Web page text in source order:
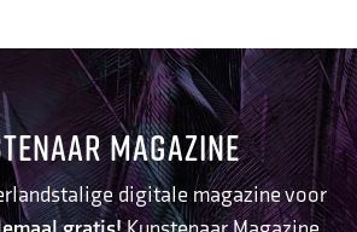
MAGAZINE
digitale magazine voor